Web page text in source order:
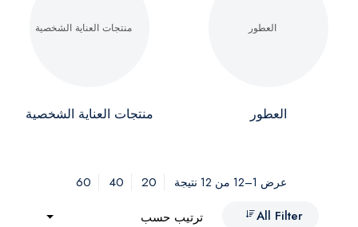
العطور منتجات العناية الشخصية
عرض 1–12 من 12 نتيجة 20
40
60
All Filter
ترتيب حسب